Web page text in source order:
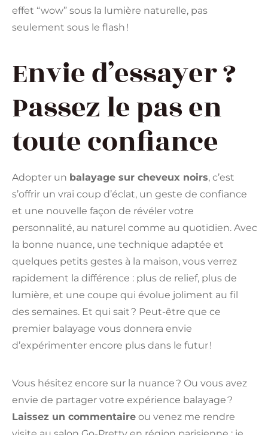
effet “wow” sous la lumière naturelle, pas
seulement sous le flash !
Envie d’essayer ?
Passez le pas en
toute confiance
Adopter un balayage sur cheveux noirs, c’est
s’offrir un vrai coup d’éclat, un geste de confiance
et une nouvelle façon de révéler votre
personnalité, au naturel comme au quotidien. Avec
la bonne nuance, une technique adaptée et
quelques petits gestes à la maison, vous verrez
rapidement la différence : plus de relief, plus de
lumière, et une coupe qui évolue joliment au fil
des semaines. Et qui sait ? Peut-être que ce
premier balayage vous donnera envie
d’expérimenter encore plus dans le futur !
Vous hésitez encore sur la nuance ? Ou vous avez
envie de partager votre expérience balayage ?
Laissez un commentaire ou venez me rendre